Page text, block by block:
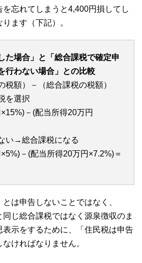
を忘れてしまうと4,400円損してし
ます（下記）。
た場合」と「総合課税で確定申
行わない場合」との比較
税額）－（総合課税の税額）
を選択
－(配当所得20万円
い→総合課税になる
－(配当所得20万円×7.2%)＝
は申告しないことではなく、
同じ総合課税ではなく源泉徴収のま
表示をするために、「住民税は申告
ければなりません。